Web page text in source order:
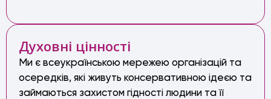
Духовні цінності
Ми є всеукраїнською мережею організацій та
осередків, які живуть консервативною ідеєю та
займаються захистом гідності людини та її